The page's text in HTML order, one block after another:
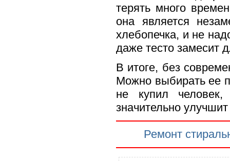
терять много
она является
хлебопечка, и не
даже тесто замесит
В итоге, без
Можно выбирать ее
не купил
значительно
Ремонт